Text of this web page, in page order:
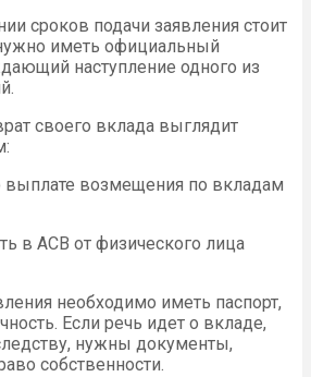
сроков подачи заявления стоит
иметь официальный
наступление одного из
своего вклада выглядит
выплате возмещения по вкладам
в АСВ от физического лица
необходимо иметь паспорт,
Если речь идет о вкладе,
нужны документы,
собственности.